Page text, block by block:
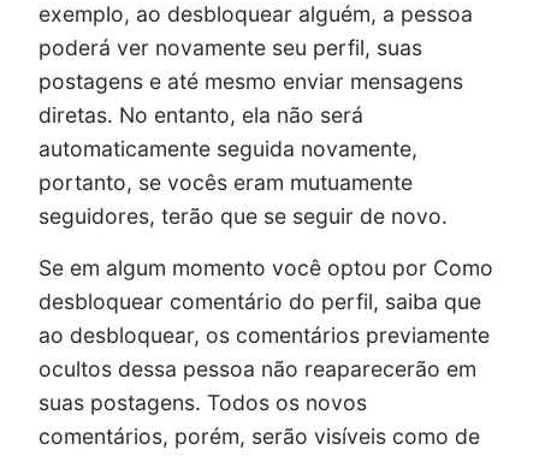
exemplo, ao desbloquear alguém, a pessoa
poderá ver novamente seu perfil, suas
postagens e até mesmo enviar mensagens
diretas. No entanto, ela não será
automaticamente seguida novamente,
portanto, se vocês eram mutuamente
seguidores, terão que se seguir de novo.
Se em algum momento você optou por Como
desbloquear comentário do perfil, saiba que
ao desbloquear, os comentários previamente
ocultos dessa pessoa não reaparecerão em
suas postagens. Todos os novos
comentários, porém, serão visíveis como de